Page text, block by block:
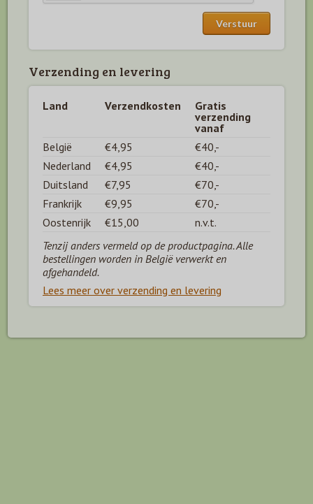
Verzending en levering
Land Verzendkosten
Gratis
verzending
vanaf
België
€4,95
€40,-
Nederland
€4,95
€40,-
Duitsland
€7,95
€70,-
Frankrijk
€9,95
€70,-
Oostenrijk
€15,00
n.v.t.
Tenzij anders vermeld op de productpagina. Alle
bestellingen worden in België verwerkt en
afgehandeld.
Lees meer over verzending en levering